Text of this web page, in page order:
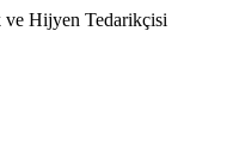
Hijyen Tedarikçisi